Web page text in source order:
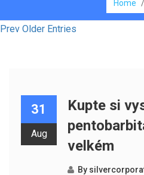
Home /
Prev Older Entries
31
Aug
Kupte si
velkém
By